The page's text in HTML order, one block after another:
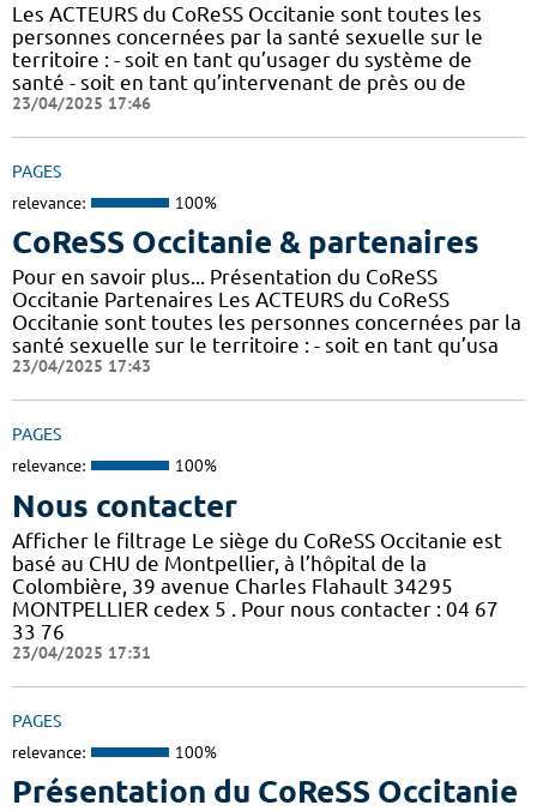
Les ACTEURS du CoReSS Occitanie sont toutes les
personnes concernées par la santé sexuelle sur le
territoire : - soit en tant qu’usager du système de
santé - soit en tant qu’intervenant de près ou de
23/04/2025 17:46
PAGES
relevance: 100%
CoReSS Occitanie & partenaires
Pour en savoir plus... Présentation du CoReSS
Occitanie Partenaires Les ACTEURS du CoReSS
Occitanie sont toutes les personnes concernées par la
santé sexuelle sur le territoire : - soit en tant qu’usa
23/04/2025 17:43
PAGES
relevance: 100%
Nous contacter
Afficher le filtrage Le siège du CoReSS Occitanie est
basé au CHU de Montpellier, à l’hôpital de la
Colombière, 39 avenue Charles Flahault 34295
MONTPELLIER cedex 5 . Pour nous contacter : 04 67
33 76
23/04/2025 17:31
PAGES
relevance: 100%
Présentation du CoReSS Occitanie